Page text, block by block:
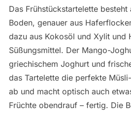
Das Frühstückstartelette
Boden, genauer aus
dazu aus Kokosöl und Xylit und
Süßungsmittel. Der Mango-
griechischem Joghurt und
das Tartelette die perfekte
ab und macht optisch auch
Früchte obendrauf – fertig. Die